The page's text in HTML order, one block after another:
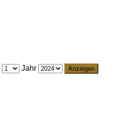
Jahr